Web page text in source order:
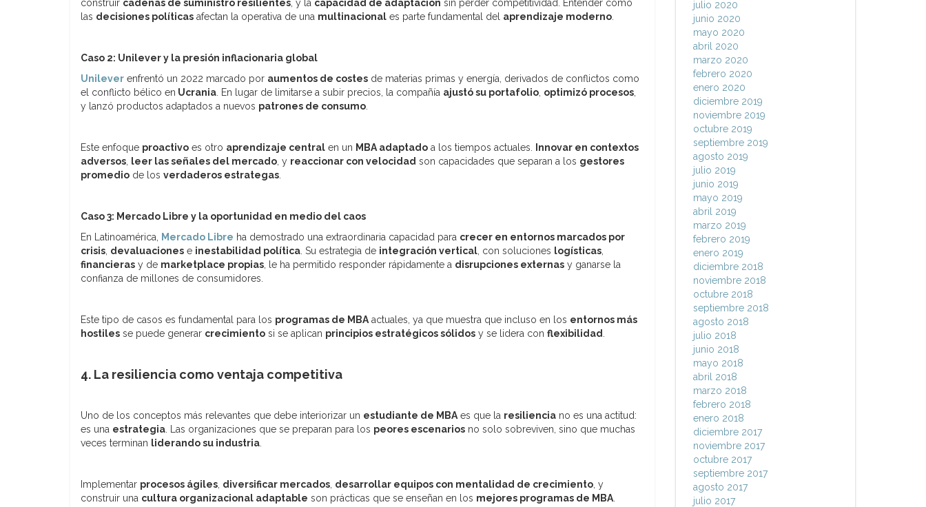
construir cadenas de suministro resilientes , y la capacidad de adaptación sin perder competitividad. Entender cómo
las decisiones políticas afectan la operativa de una multinacional es parte fundamental del aprendizaje moderno
Caso 2: Unilever y la presión inflacionaria global
Unilever enfrentó un 2022 marcado por aumentos de costes de materias primas y energía, derivados de conflictos como
el conflicto bélico en Ucrania . En lugar de limitarse a subir precios, la compañía ajustó su portafolio optimizó procesos
y lanzó productos adaptados a nuevos patrones de consumo
Este enfoque proactivo es otro aprendizaje central en un MBA adaptado a los tiempos actuales.
Innovar en contextos
adversos
leer las señales del mercado , y reaccionar con velocidad son capacidades que separan a los gestores
promedio de los verdaderos estrategas
Caso 3: Mercado Libre y la oportunidad en medio del caos
En Latinoamérica,
Mercado Libre ha demostrado una extraordinaria capacidad para crecer en entornos marcados por
crisis devaluaciones e inestabilidad política . Su estrategia de integración vertical , con soluciones logísticas
financieras y de marketplace propias , le ha permitido responder rápidamente a disrupciones externas y ganarse la
confianza de millones de consumidores.
Este tipo de casos es fundamental para los programas de MBA actuales, ya que muestra que incluso en los entornos más
hostiles se puede generar crecimiento si se aplican principios estratégicos sólidos y se lidera con flexibilidad
4. La resiliencia como ventaja competitiva
Uno de los conceptos más relevantes que debe interiorizar un estudiante de MBA es que la resiliencia no es una actitud:
es una estrategia . Las organizaciones que se preparan para los peores escenarios no solo sobreviven, sino que muchas
veces terminan liderando su industria
Implementar procesos ágiles diversificar mercados desarrollar equipos con mentalidad de crecimiento , y
construir una cultura organizacional adaptable son prácticas que se enseñan en los mejores programas de MBA
julio 2020
junio 2020
mayo 2020
abril 2020
marzo 2020
febrero 2020
enero 2020
diciembre 2019
noviembre 2019
octubre 2019
septiembre 2019
agosto 2019
julio 2019
junio 2019
mayo 2019
abril 2019
marzo 2019
febrero 2019
enero 2019
diciembre 2018
noviembre 2018
octubre 2018
septiembre 2018
agosto 2018
julio 2018
junio 2018
mayo 2018
abril 2018
marzo 2018
febrero 2018
enero 2018
diciembre 2017
noviembre 2017
octubre 2017
septiembre 2017
agosto 2017
julio 2017